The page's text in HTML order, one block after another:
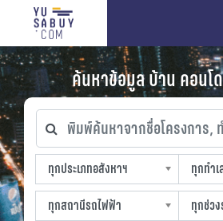
ค้นหาข้อมูล บ้าน คอนโ
พิมพ์ค้นหาจากชื่อโครงการ, ทำเล
ทุกประเภทอสังหาฯ
ทุกประเภทอสังหาฯ
sproperty
ทุกทำเลที่ตั้ง
ทุกทำ
slocation
ทุกสถานีรถไฟฟ้า
ทุกสถานีรถไฟฟ้า
ทุกช่วงราคา
ทุกช่ว